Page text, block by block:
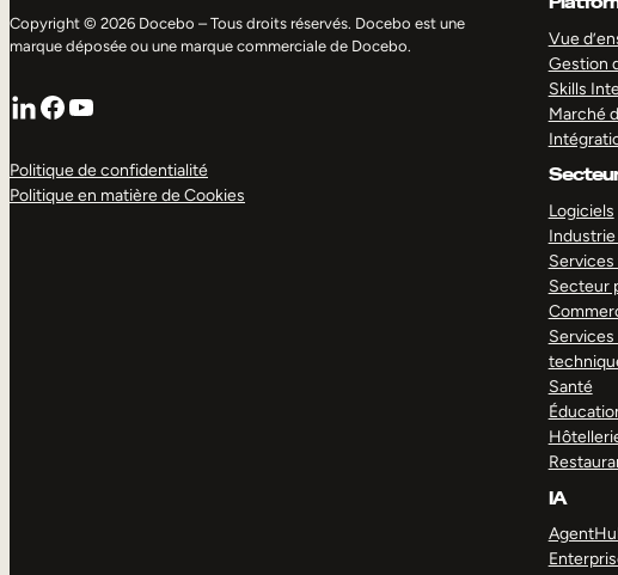
Copyright © 2026 Docebo – Tous droits réservés. Docebo est une
marque déposée ou une marque commerciale de Docebo.
LinkedIn
Facebook
YouTube
Politique de confidentialité
Politique en matière de Cookies
Vue
Gestion
Skills
Marché
Logiciels
Secteur
Santé
IA